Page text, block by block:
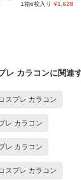
1箱6枚入り ¥1,628
レ カラコンに関連
スプレ カラコン
レ カラコン
レ カラコン
スプレ カラコン